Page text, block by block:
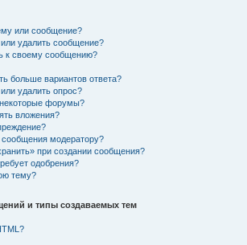
или сообщение?
удалить сообщение?
к своему сообщению?
больше вариантов ответа?
удалить опрос?
форумы?
вложения?
модератору?
при создании сообщения?
одобрения?
тему?
и типы создаваемых тем